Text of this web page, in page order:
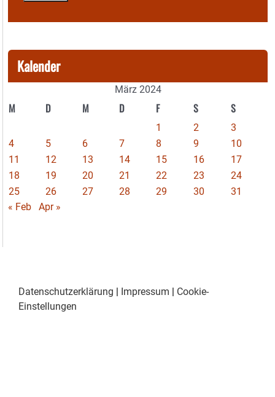
Kalender
März 2024
M D M D F S S
1 2
3
4
5 6 7 8 9
10
11
12 13 14 15 16
17
18
19 20 21 22 23
24
25
26 27 28 29 30
31
« Feb
Apr »
Datenschutzerklärung | Impressum | Cookie-
Einstellungen